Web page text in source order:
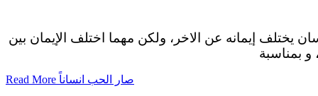
يختلف إيمانه عن الاخر، ولكن مهما اختلف الإيمان بين
و بمناسبة
Read More صار الحب انساناً